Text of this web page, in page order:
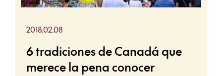
2018.02.08
6 tradiciones de Canadá que
merece la pena conocer